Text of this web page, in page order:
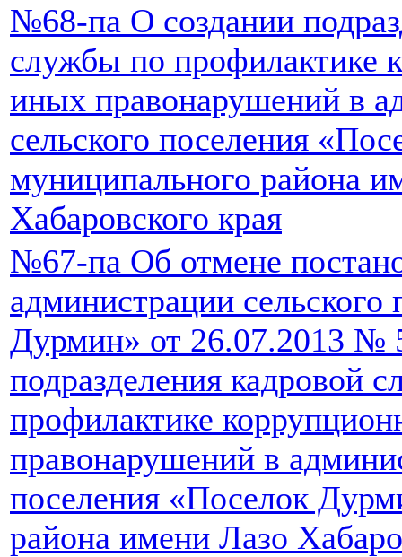
№68-па О создании
службы по профилактике
иных правонарушений в
сельского поселения
муниципального района
Хабаровского края
№67-па Об отмене
администрации
Дурмин» от 26.07.2013 №
подразделения кадровой
профилактике
правонарушений в
поселения «Поселок
района имени Лазо